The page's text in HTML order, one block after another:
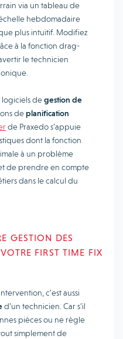
via un tableau de
hebdomadaire
plus intuitif. Modifiez
à la fonction drag-
le technicien
logiciels degestion de
deplanification
de Praxedo s’appuie
dont la fonction
à un problème
de prendre en compte
dans le calcul du
GESTION DES
FIRST TIME FIX
c’est aussi
d’un technicien. Car s’il
pièces ou ne règle
simplement de